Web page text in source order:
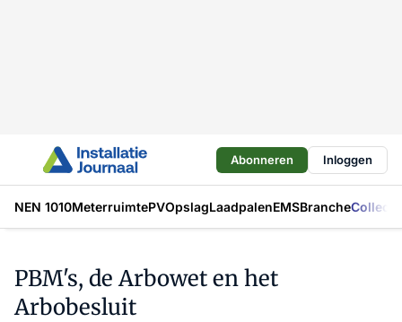
Abonneren Inloggen
NEN 1010MeterruimtePVOpslagLaadpalenEMSBranche
PBM's, de Arbowet en het
Arbobesluit